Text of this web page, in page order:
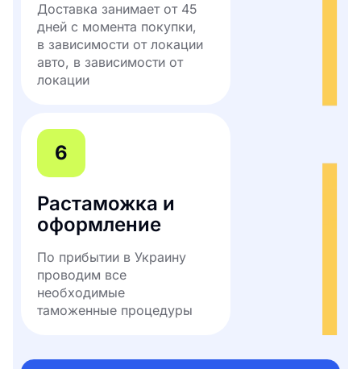
Доставка занимает от 45
дней с момента покупки,
в зависимости от локации
авто, в зависимости от
локации
6
Растаможка и
оформление
По прибытии в Украину
проводим все
необходимые
таможенные процедуры